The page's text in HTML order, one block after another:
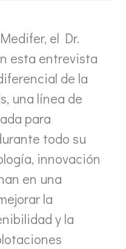
el Dr.
esta entrevista
de la
una línea de
para
todo su
innovación
en una
la
y la